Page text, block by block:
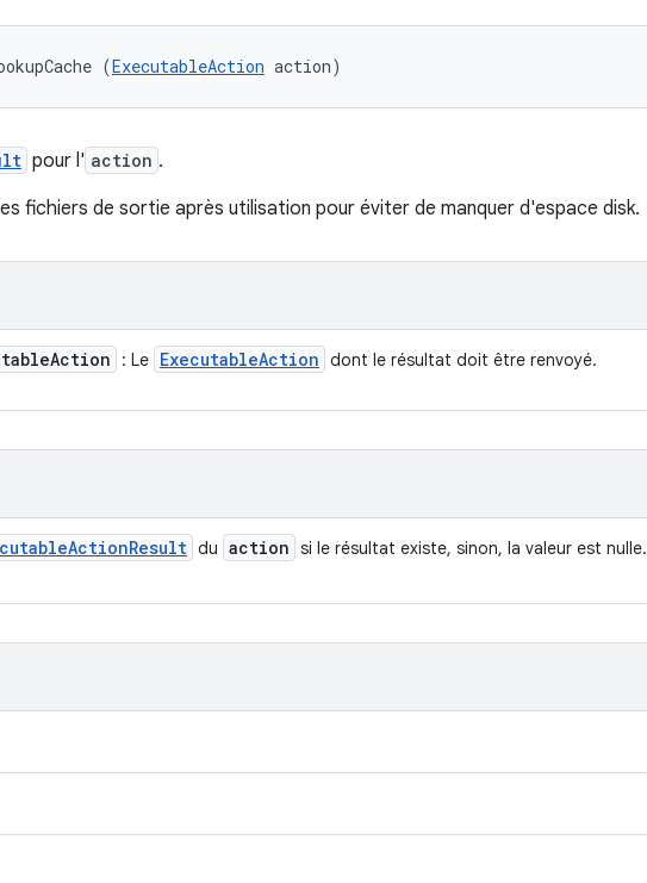
(ExecutableAction action)
pour l' action .
fichiers de sortie après utilisation pour éviter de manquer d'espace disk.
Action : Le ExecutableAction dont le résultat doit être renvoyé.
ActionResult du action si le résultat existe, sinon, la valeur est nulle.